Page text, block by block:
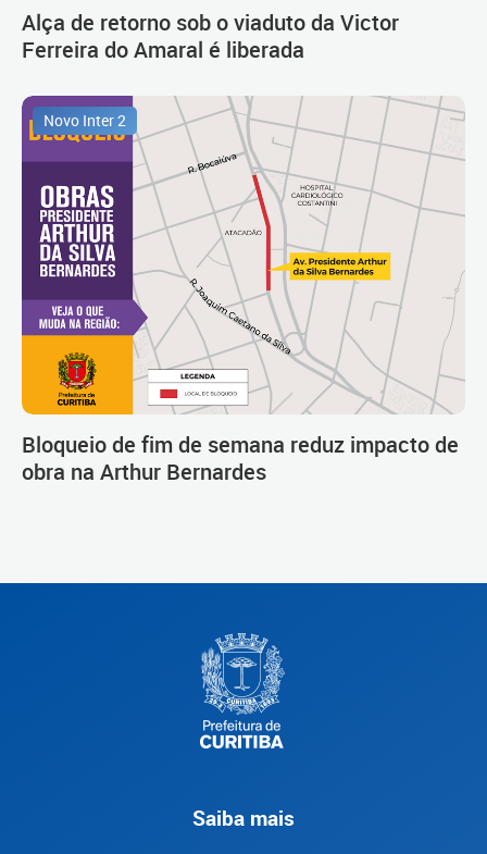
Alça de retorno sob o viaduto da Victor
Ferreira do Amaral é liberada
Novo Inter 2
Bloqueio de fim de semana reduz impacto de
obra na Arthur Bernardes
Saiba mais